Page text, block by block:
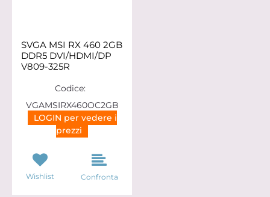
SVGA MSI RX 460 2GB
DDR5 DVI/HDMI/DP
V809-325R
Codice:
VGAMSIRX460OC2GB
LOGIN per vedere i
prezzi
Wishlist Confronta